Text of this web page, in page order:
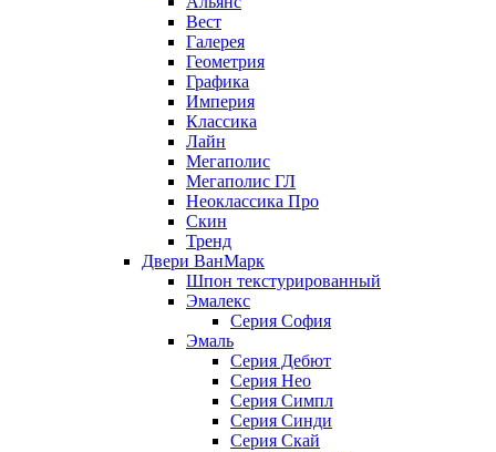
Вест
Галерея
Геометрия
Графика
Империя
Классика
Лайн
Мегаполис
Мегаполис ГЛ
Неоклассика Про
Скин
Тренд
Двери ВанМарк
Шпон текстурированный
Эмалекс
Серия София
Эмаль
Серия Дебют
Серия Нео
Серия Симпл
Серия Синди
Серия Скай